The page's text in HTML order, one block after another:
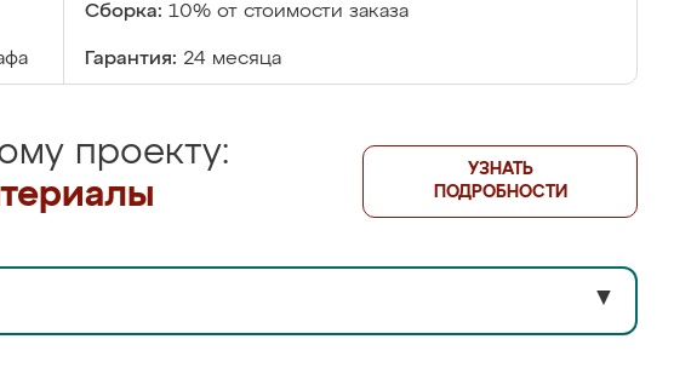
Сборка: 10% от стоимости заказа
Гарантия: 24 месяца
проекту:
УЗНАТЬ
ПОДРОБНОСТИ
▼